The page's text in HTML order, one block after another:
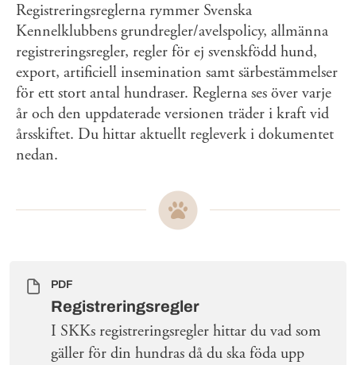
Registreringsreglerna rymmer Svenska
Kennelklubbens grundregler/avelspolicy, allmänna
registreringsregler, regler för ej svenskfödd hund,
export, artificiell insemination samt särbestämmelser
för ett stort antal hundraser. Reglerna ses över varje
år och den uppdaterade versionen träder i kraft vid
årsskiftet. Du hittar aktuellt regleverk i dokumentet
nedan.
PDF
Registreringsregler
I SKKs registreringsregler hittar du vad som
gäller för din hundras då du ska föda upp